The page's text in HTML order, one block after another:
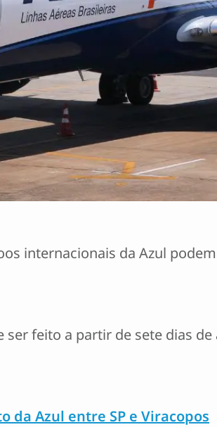
internacionais da Azul
feito a partir de sete dias
da Azul entre SP e Viracopos